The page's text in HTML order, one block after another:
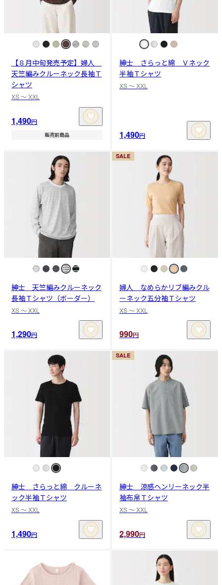
【８月中旬発売予定】婦人
天竺編みクルーネック長袖Ｔ
シャツ
XS 〜 XXL
1,490円
販売前商品
紳士 さらっと綿 Ｖネック
半袖Ｔシャツ
XS 〜 XXL
1,490円
紳士 天竺編みクルーネック
長袖Ｔシャツ（ボーダー）
XS 〜 XXL
1,290円
SALE
婦人 なめらかリブ編みクル
ーネック五分袖Ｔシャツ
XS 〜 XXL
990円
紳士 さらっと綿 クルーネ
ック半袖Ｔシャツ
XS 〜 XXL
1,490円
SALE
紳士 涼感ヘンリーネック半
袖布帛Ｔシャツ
XS 〜 XXL
2,990円